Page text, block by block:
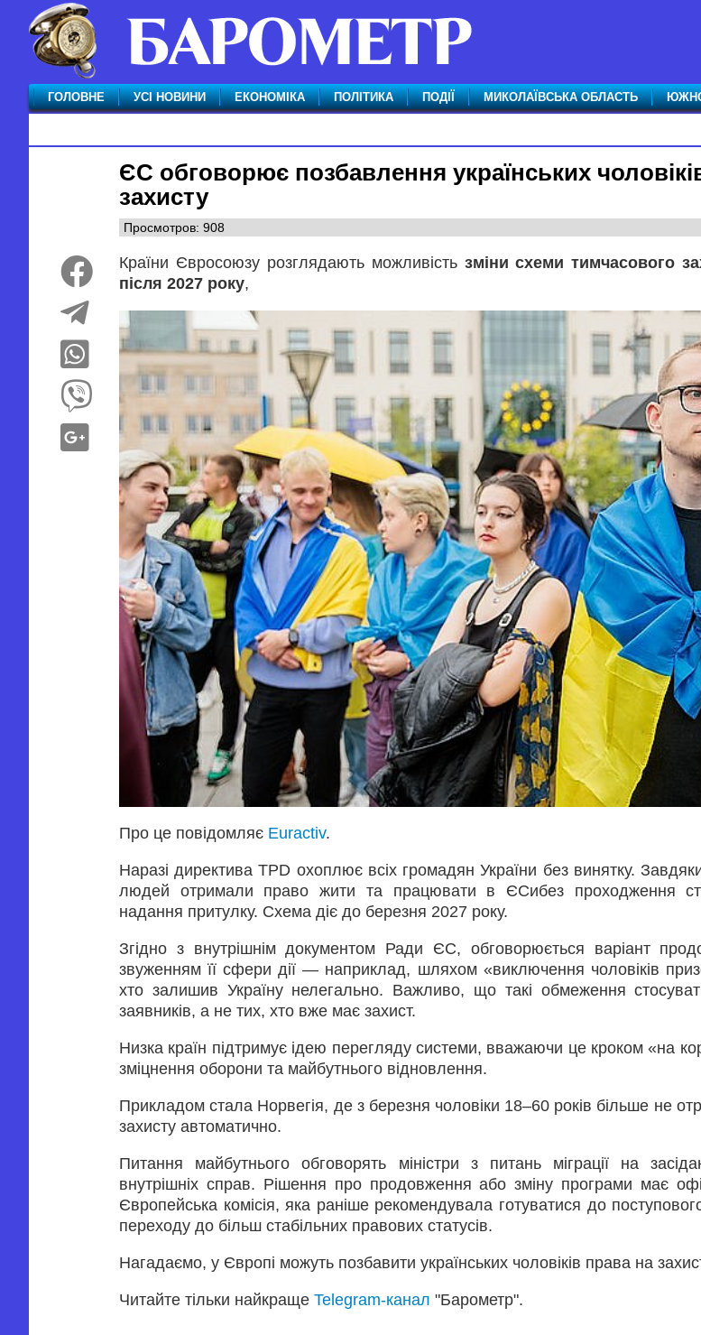
ГОЛОВНЕ УСІ НОВИНИ ЕКОНОМІКА ПОЛІТИКА ПОДІЇ МИКОЛАЇВСЬКА ОБЛАСТЬ
ЄС обговорює позбавлення українських
захисту
Просмотров: 908
Країни Євросоюзу розглядають можливість зміни схеми тимчасового
після 2027 року,
Про це повідомляє Euractiv.
Наразі директива TPD охоплює всіх громадян України без винятку.
людей отримали право жити та працювати в ЄСибез проходження
надання притулку. Схема діє до березня 2027 року.
Згідно з внутрішнім документом Ради ЄС, обговорюється варіант
звуженням її сфери дії — наприклад, шляхом «виключення чоловіків
хто залишив Україну нелегально. Важливо, що такі обмеження
заявників, а не тих, хто вже має захист.
Низка країн підтримує ідею перегляду системи, вважаючи це кроком «на
зміцнення оборони та майбутнього відновлення.
Прикладом стала Норвегія, де з березня чоловіки 18–60 років більше не
захисту автоматично.
Питання майбутнього обговорять міністри з питань міграції на
внутрішніх справ. Рішення про продовження або зміну програми має
Європейська комісія, яка раніше рекомендувала готуватися до
переходу до більш стабільних правових статусів.
Нагадаємо, у Європі можуть позбавити українських чоловіків права на
Читайте тільки найкраще Telegram-канал "Барометр".